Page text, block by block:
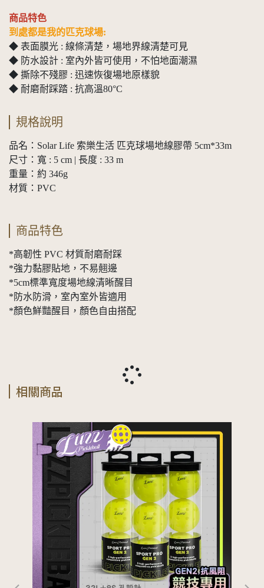
商品特色
到處都是我的匹克球場:
◆ 表面膜光 : 線條清楚，場地界線清楚可見
◆ 防水設計 : 室內外皆可使用，不怕地面潮濕
◆ 撕除不殘膠 : 迅速恢復場地原樣貌
◆ 耐磨耐踩踏 : 抗高溫80°C
規格說明
品名：Solar Life 索樂生活 匹克球場地線膠帶 5cm*33m
尺寸：寬 : 5 cm | 長度 : 33 m
重量：約 346g
材質：PVC
商品特色
*高韌性 PVC 材質耐磨耐踩
*強力黏膠貼地，不易翹邊
*5cm標準寬度場地線清晰醒目
*防水防滑，室內室外皆適用
*顏色鮮豔醒目，顏色自由搭配
相關商品